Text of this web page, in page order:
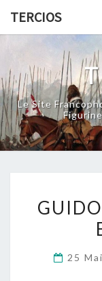
TERCIOS
Le Site
25